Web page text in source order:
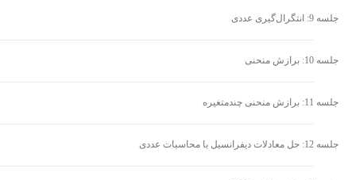
جلسه 9: انتگرال‌گیری عددی
جلسه 10: برازش منحنی
جلسه 11: برازش منحنی چندمتغیره
جلسه 12: حل معادلات دیفرانسیل با محاسبات عددی